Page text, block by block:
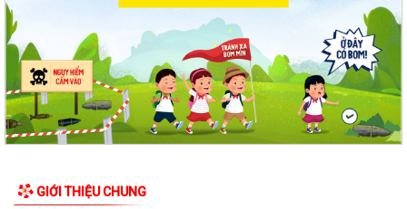
GIỚI THIỆU CHUNG
Kế hoạch tổ chức Hội nghị tuyên truyền, phổ biến triển khai Luật sửa
đổi, bổ sung một số điều của...
Công tác tháng 8/2026 của Ủy ban nhân dân phường Thạch Khôi
Đồng chí Đặng Xuân Thưởng - Uỷ viên Thành uỷ, Phó Trưởng ban
thường trực Ban Nội chính Thành uỷ dự...
thực hành tốt sẵn có”